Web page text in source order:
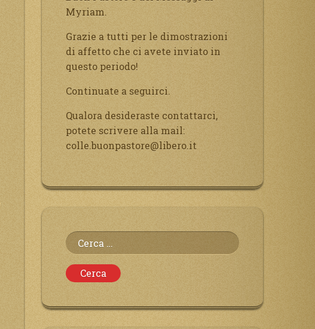
Myriam.
Grazie a tutti per le dimostrazioni
di affetto che ci avete inviato in
questo periodo!
Continuate a seguirci.
Qualora desideraste contattarci,
potete scrivere alla mail:
colle.buonpastore@libero.it
Ricerca
per: